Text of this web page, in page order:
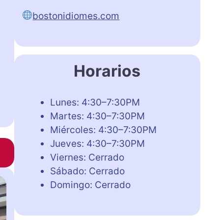
bostonidiomes.com
Horarios
Lunes: 4:30–7:30PM
Martes: 4:30–7:30PM
Miércoles: 4:30–7:30PM
Jueves: 4:30–7:30PM
Viernes: Cerrado
Sábado: Cerrado
Domingo: Cerrado